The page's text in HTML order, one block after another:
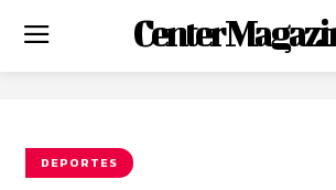
Center
DEPORTES